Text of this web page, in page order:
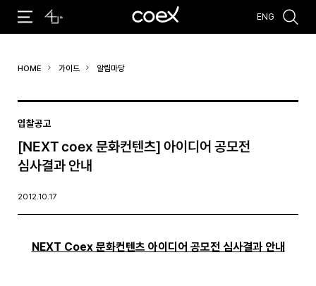
#코엑스 전시 #행사
ENG
HOME 가이드 알림마당
입찰공고
[NEXT coex 문화컨텐츠] 아이디어 공모전
심사결과 안내
2012.10.17
NEXT Coex 문화컨텐츠 아이디어 공모전 심사결과 안내